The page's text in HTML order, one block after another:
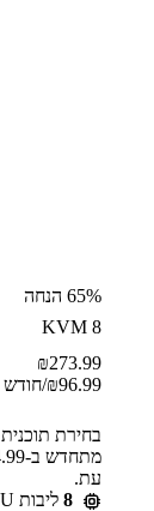
65% הנחה
KVM 8
273.99
₪
96.99
₪/חודש
בחירת תוכנית
עת.
8 ליבות vCPU